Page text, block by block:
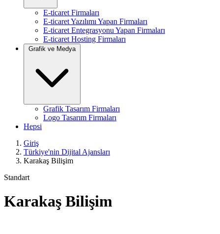
E-ticaret Firmaları
E-ticaret Yazılımı Yapan Firmaları
E-ticaret Entegrasyonu Yapan Firmaları
E-ticaret Hosting Firmaları
Grafik ve Medya
Grafik Tasarım Firmaları
Logo Tasarım Firmaları
Hepsi
Giriş
Türkiye'nin Dijital Ajansları
Karakaş Bilişim
Standart
Karakaş Bilişim